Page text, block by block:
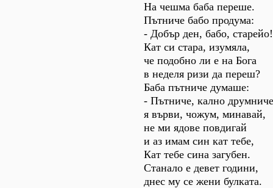
На чешма баба переше.
Пътниче бабо продума:
- Добър ден, бабо, старейо!
Кат си стара, изумяла,
че подобно ли е на Бога
в неделя ризи да переш?
Баба пътниче думаше:
- Пътниче, кално
я върви, чожум, минавай,
не ми ядове повдигай
и аз имам син кат тебе,
Кат тебе сина загубен.
Станало е девет години,
днес му се жени булката.